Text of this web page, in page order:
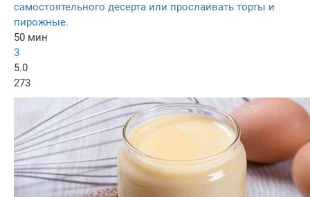
самостоятельного десерта или прослаивать торты и
пирожные.
50 мин
3
5.0
273